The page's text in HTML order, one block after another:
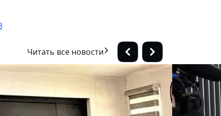
Читать все новости